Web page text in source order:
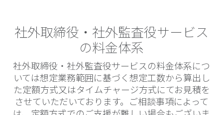
社外取締役・社外監査役サービス
の料金体系
社外取締役・社外監査役サービスの料金体系につ
いては想定業務範囲に基づく想定工数から算出し
た定額方式又はタイムチャージ方式にてお見積を
させていただいております。ご相談事項によって